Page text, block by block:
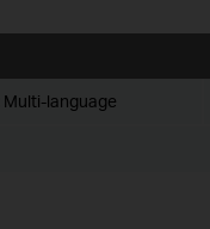
Multi-language